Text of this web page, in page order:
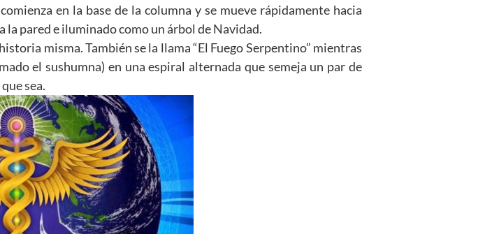
en la base de la columna y se mueve rápidamente hacia
pared e iluminado como un árbol de Navidad.
misma. También se la llama “El Fuego Serpentino” mientras
el sushumna) en una espiral alternada que semeja un par de
sea.